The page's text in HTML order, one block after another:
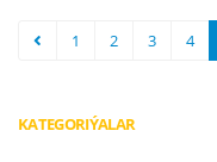
1 2 3 4
KATEGORIÝALAR